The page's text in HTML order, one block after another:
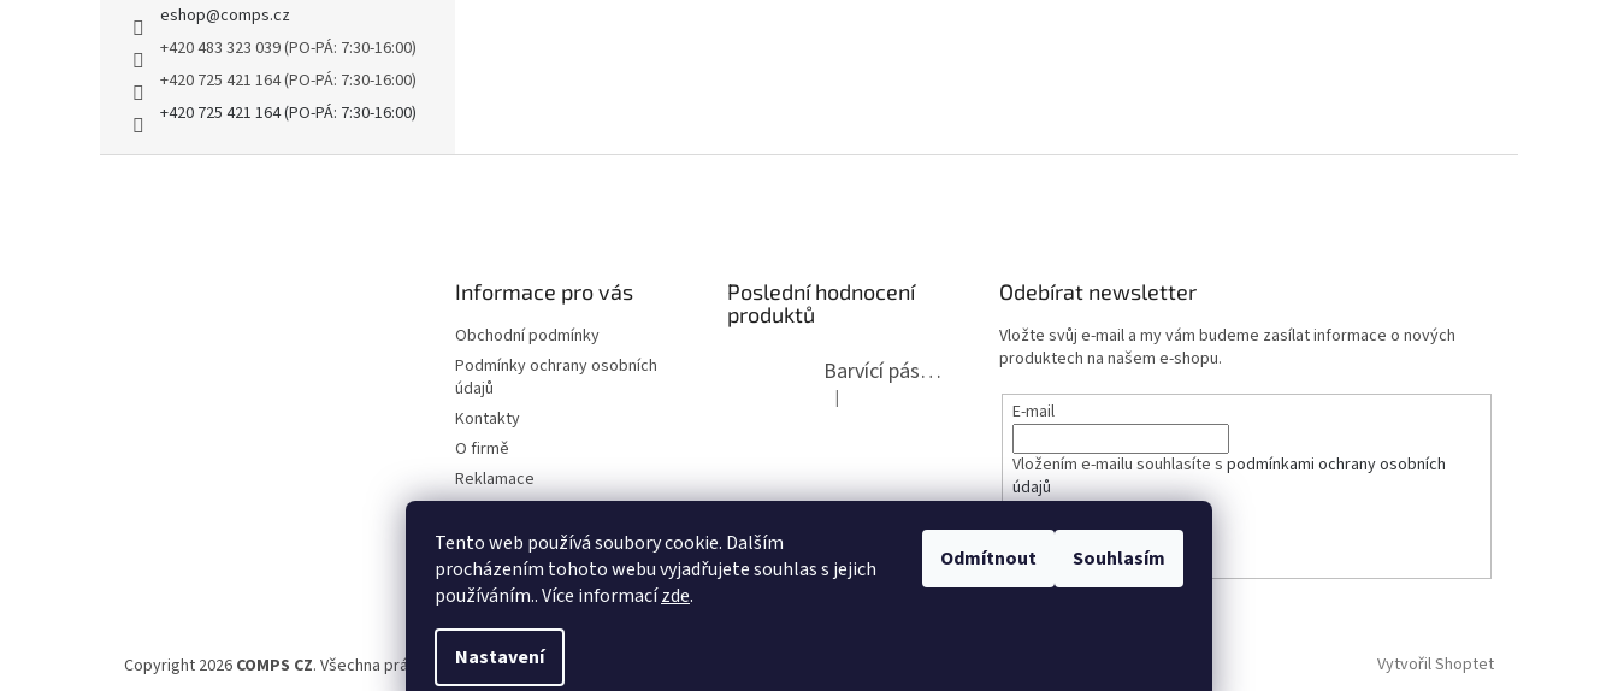
Tento web používá soubory cookie. Dalším
procházením tohoto webu vyjadřujete souhlas s jejich
používáním.. Více informacízde.
Nastavení
Odmítnout Souhlasím
eshop@comps.cz
+420 483 323 039 (PO-PÁ: 7:30-16:00)
+420 725 421 164 (PO-PÁ: 7:30-16:00)
+420 725 421 164 (PO-PÁ: 7:30-16:00)
Informace pro vás
Obchodní podmínky
Podmínky ochrany osobních
údajů
Kontakty
O firmě
Reklamace
Elektromobilita 2020
Certifikáty
Možnosti dopravy
Poslední hodnocení
produktů
Barvící páska pro psací stroje DIN 1, DIN 13/10, LAND, PA červenočerná
Hodnocení produktu je 5 z 5 hvězdiček.
|
Odebírat newsletter
Vložte svůj e-mail a my vám budeme zasílat informace o nových
produktech na našem e-shopu.
E-mail
Vložením e-mailu souhlasíte spodmínkami ochrany osobních
údajů
Vytvořil Shoptet
Copyright 2026 COMPS CZ. Všechna práva vyhrazena.